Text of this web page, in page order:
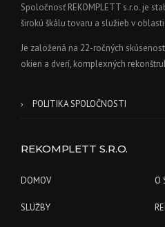
Spoločnosť REKOMPLETT s.r.o. je
širokú škálu tovaru a služieb v
Je založená na 22-ročných
okien a dverí, komplexných
POLITIKA SPOLOČNOSTI
REKOMPLETT S.R.O.
DOMOV O
SLUŽBY